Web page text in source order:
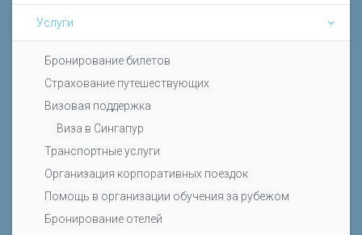
Услуги
Бронирование билетов
Страхование путешествующих
Визовая поддержка
Виза в Сингапур
Транспортные услуги
Организация корпоративных поездок
Помощь в организации обучения за рубежом
Бронирование отелей